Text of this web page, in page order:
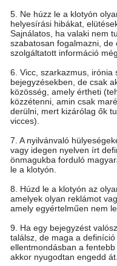
5. Ne húzz le a klotyón
helyesírási hibákat,
Sajnálatos, ha valaki nem
szabatosan fogalmazni, de
szolgáltatott információ
6. Vicc, szarkazmus, irónia
bejegyzésekben, de csak
közösség, amely értheti
közzétenni, amin csak
derülni, mert kizárólag ők
vicces).
7. A nyilvánvaló
vagy idegen nyelven írt
önmagukba forduló
le a klotyón.
8. Húzd le a klotyón az
amelyek olyan reklámot
amely egyértelműen nem
9. Ha egy bejegyzést
találsz, de maga a
ellentmondásban a fentebb
akkor nyugodtan engedd át.